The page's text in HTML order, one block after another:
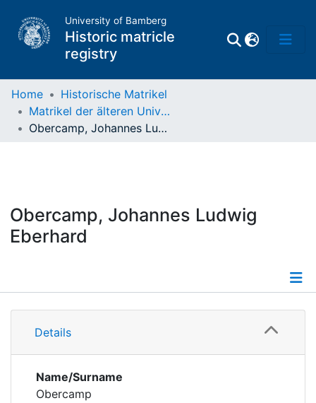
University of Bamberg
Historic matricle
registry
Matrikel
Home
Historische Matrikel
Matrikel der älteren Universität
Obercamp, Johannes Ludwig Eberhard
Obercamp, Johannes Ludwig
Eberhard
Details
Details
Name/Surname
Obercamp